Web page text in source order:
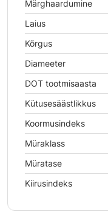
Märghaardumine
Laius
Kõrgus
Diameeter
DOT tootmisaasta
Kütusesäästlikkus
Koormusindeks
Müraklass
Müratase
Kiirusindeks